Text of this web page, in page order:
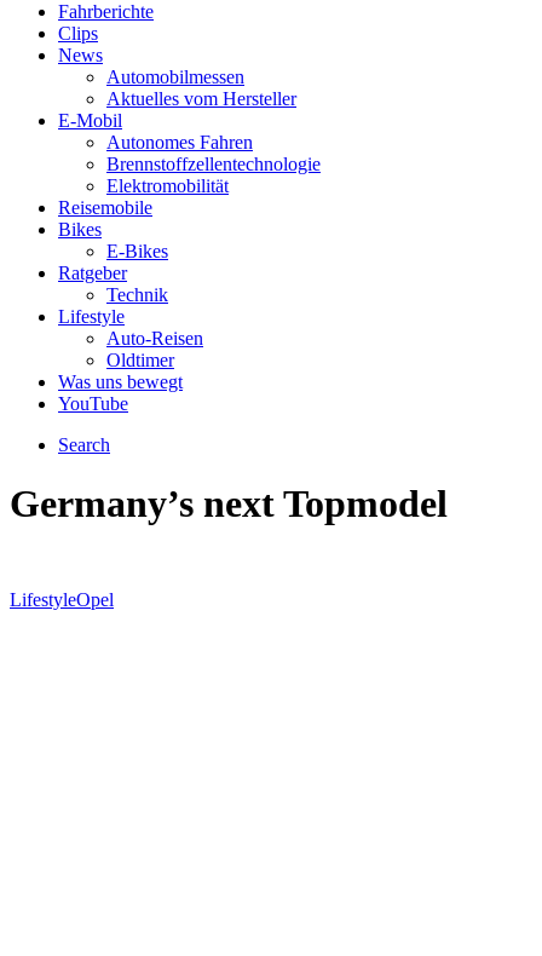
Fahrberichte
Clips
News
Automobilmessen
Aktuelles vom Hersteller
E-Mobil
Autonomes Fahren
Brennstoffzellentechnologie
Elektromobilität
Reisemobile
Bikes
E-Bikes
Ratgeber
Technik
Lifestyle
Auto-Reisen
Oldtimer
Was uns bewegt
YouTube
Search
Germany’s next Topmodel
LifestyleOpel